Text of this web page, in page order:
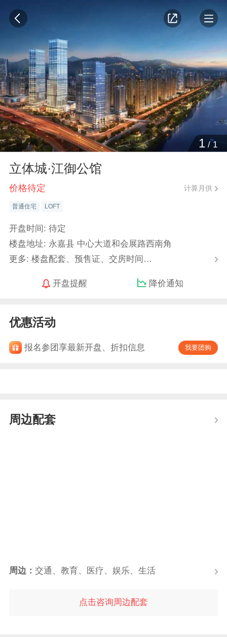
1/1
立体城·江御公馆
价格待定 计算月供
普通住宅 LOFT
开盘时间: 待定
楼盘地址: 永嘉县 中心大道和会展路西南角
更多: 楼盘配套、预售证、交房时间…
开盘提醒 降价通知
优惠活动
报名参团享最新开盘、折扣信息 我要团购
周边配套
周边： 交通、教育、医疗、娱乐、生活
点击咨询周边配套